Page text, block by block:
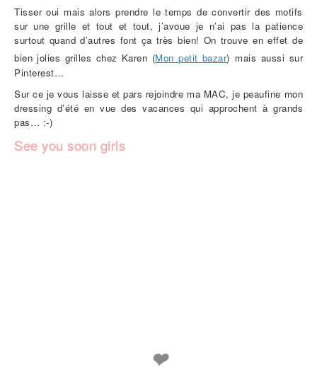
Tisser oui mais alors prendre le temps de convertir des motifs
sur une grille et tout et tout, j’avoue je n’ai pas la patience
surtout quand d’autres font ça très bien! On trouve en effet de
bien jolies grilles chez Karen (Mon petit bazar) mais aussi sur
Pinterest…
Sur ce je vous laisse et pars rejoindre ma MAC, je peaufine mon
dressing d’été en vue des vacances qui approchent à grands
pas… :-)
See you soon girls
❤